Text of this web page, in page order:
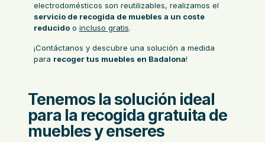
electrodomésticos son reutilizables, realizamos el
servicio de recogida de muebles a un coste
reducidoo incluso gratis.
¡Contáctanos y descubre una solución a medida
para recoger tus muebles en Badalona!
Tenemos la solución ideal
para la recogida gratuita de
muebles y enseres